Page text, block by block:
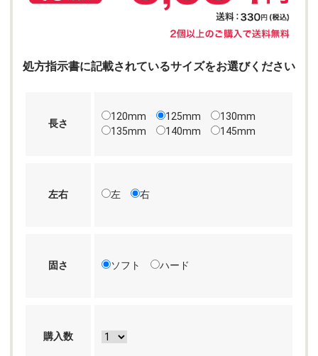
処方指示書に記載されているサイズをお選びください
長さ
120mm 125mm
130mm
135mm
140mm 145mm
左右 左 右
固さ ソフト ハード
購入数